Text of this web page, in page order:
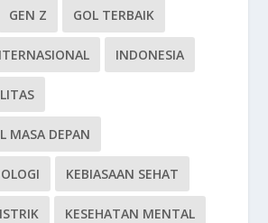
GEN Z GOL TERBAIK
INDONESIA
MASA DEPAN
KEBIASAAN SEHAT
KESEHATAN MENTAL